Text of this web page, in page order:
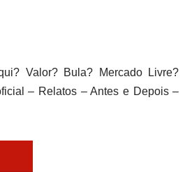
Valor? Bula? Mercado Livre?
– Relatos – Antes e Depois –